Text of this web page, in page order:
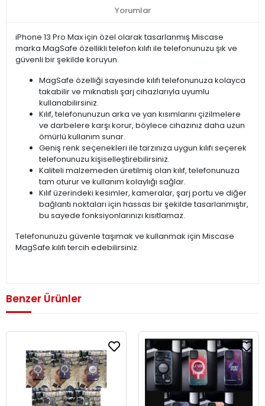
Yorumlar
iPhone 13 Pro Max için özel olarak tasarlanmış Miscase
marka MagSafe özellikli telefon kılıfı ile telefonunuzu şık ve
güvenli bir şekilde koruyun.
MagSafe özelliği sayesinde kılıfı telefonunuza kolayca
takabilir ve mıknatıslı şarj cihazlarıyla uyumlu
kullanabilirsiniz.
Kılıf, telefonunuzun arka ve yan kısımlarını çizilmelere
ve darbelere karşı korur, böylece cihazınız daha uzun
ömürlü kullanım sunar.
Geniş renk seçenekleri ile tarzınıza uygun kılıfı seçerek
telefonunuzu kişiselleştirebilirsiniz.
Kaliteli malzemeden üretilmiş olan kılıf, telefonunuza
tam oturur ve kullanım kolaylığı sağlar.
Kılıf üzerindeki kesimler, kameralar, şarj portu ve diğer
bağlantı noktaları için hassas bir şekilde tasarlanmıştır,
bu sayede fonksiyonlarınızı kısıtlamaz.
Telefonunuzu güvenle taşımak ve kullanmak için Miscase
MagSafe kılıfı tercih edebilirsiniz.
Benzer Ürünler